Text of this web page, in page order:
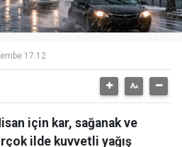
17:12
için kar, sağanak ve
ilde kuvvetli yağış